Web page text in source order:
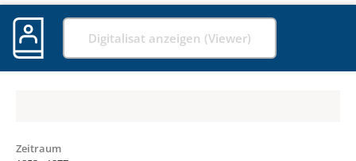
Digitalisat anzeigen (Viewer)
Zeitraum